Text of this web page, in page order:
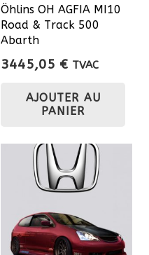
Öhlins OH AGFIA MI10
Road & Track 500
Abarth
3445,05 € TVAC
AJOUTER AU
PANIER